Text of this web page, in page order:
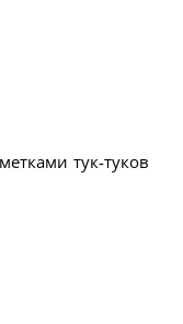
тук-туков